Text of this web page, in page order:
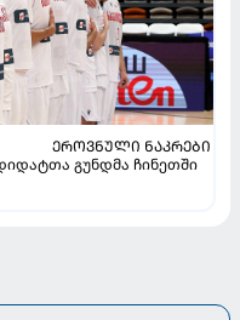
ᲔᲠᲝᲕᲜᲣᲚᲘ ᲜᲐᲙᲠᲔᲑᲘ
გუნდმა ჩინეთში